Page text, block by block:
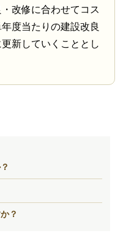
改修に合わせてコス
度当たりの建設改良
新していくこととし
？